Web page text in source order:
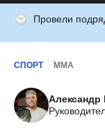
Провели
СПОРТ ММА
Александр